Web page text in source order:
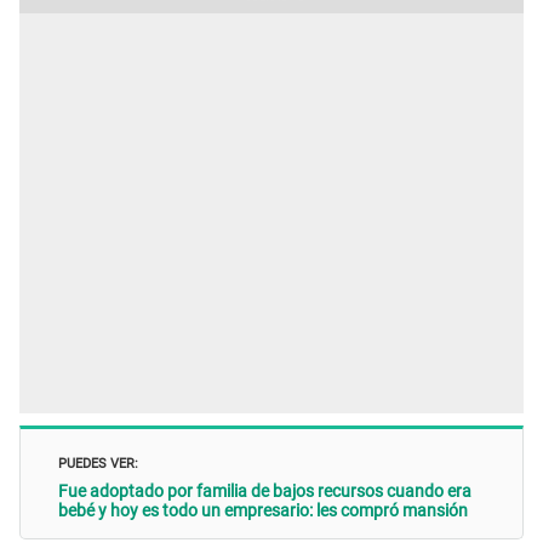
PUEDES VER:
Fue adoptado por familia de bajos recursos cuando era
bebé y hoy es todo un empresario: les compró mansión